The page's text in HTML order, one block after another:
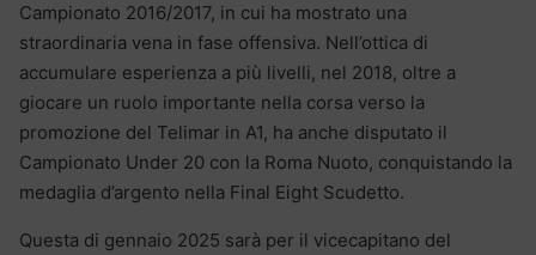
Campionato 2016/2017, in cui ha mostrato una
straordinaria vena in fase offensiva. Nell’ottica di
accumulare esperienza a più livelli, nel 2018, oltre a
giocare un ruolo importante nella corsa verso la
promozione del Telimar in A1, ha anche disputato il
Campionato Under 20 con la Roma Nuoto, conquistando la
medaglia d’argento nella Final Eight Scudetto.
Questa di gennaio 2025 sarà per il vicecapitano del